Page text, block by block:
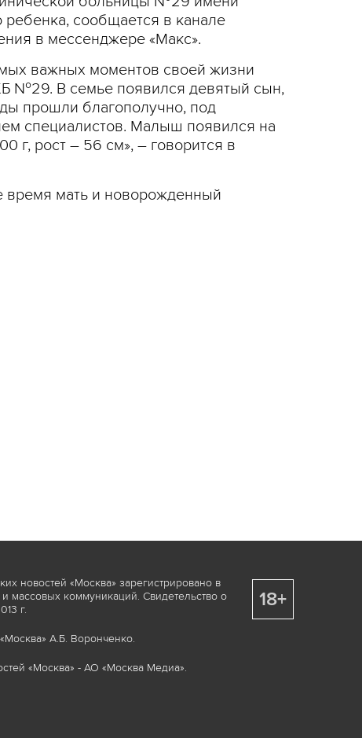
сообщается в канале
в мессенджере «Макс».
важных моментов своей жизни
№29. В семье появился девятый сын,
прошли благополучно, под
специалистов. Малыш появился на
г, рост – 56 см», – говорится в
время мать и новорожденный
новостей «Москва» зарегистрировано в
коммуникаций. Свидетельство о
г.
А.Б. Воронченко.
«Москва» - АО «Москва Медиа».
18+